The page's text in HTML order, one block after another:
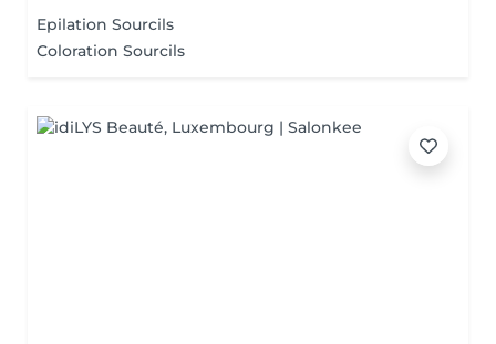
Epilation Sourcils
Coloration Sourcils